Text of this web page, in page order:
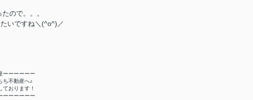
ので。。。
いですね＼(^o^)／
ーーーーーー
ち不動産へ♪
おります！
ーーーーーー